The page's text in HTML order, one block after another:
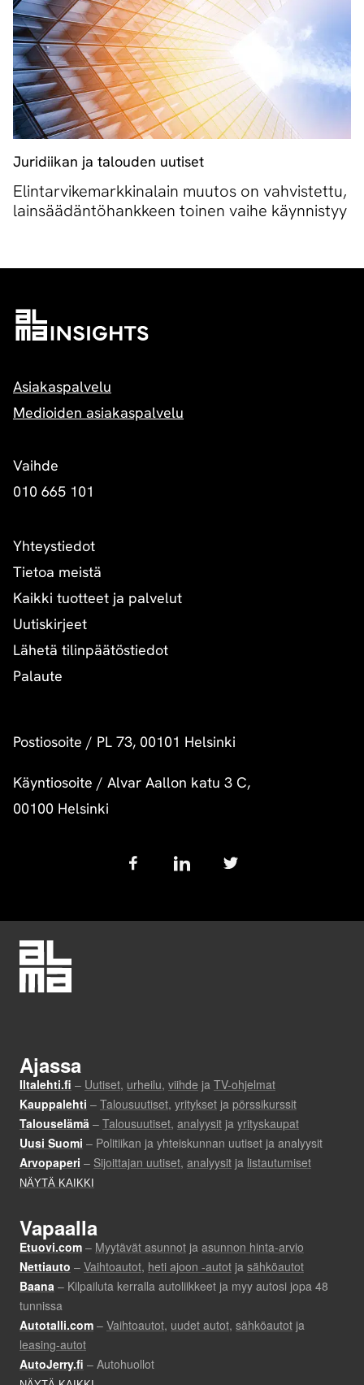
Juridiikan ja talouden uutiset
Elintarvikemarkkinalain muutos on vahvistettu,
lainsäädäntöhankkeen toinen vaihe käynnistyy
Asiakaspalvelu
Medioiden asiakaspalvelu
Vaihde
010 665 101
Yhteystiedot
Tietoa meistä
Kaikki tuotteet ja palvelut
Uutiskirjeet
Lähetä tilinpäätöstiedot
Palaute
Postiosoite / PL 73, 00101 Helsinki
Käyntiosoite / Alvar Aallon katu 3 C,
00100 Helsinki